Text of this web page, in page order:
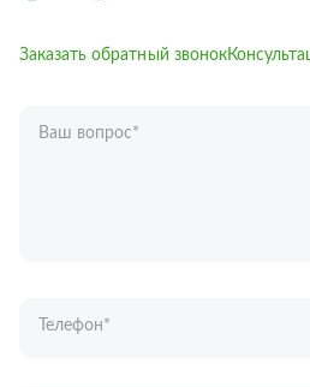
Заказать обратный звонок
Ваш вопрос*